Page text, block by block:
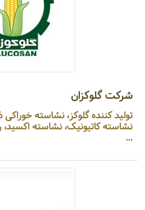
شرکت گلوکزان
تولید کننده گلوکز، نشاسته خوراکی
...